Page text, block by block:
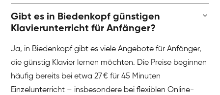
Gibt es in Biedenkopf günstigen
Klavierunterricht für Anfänger?
Ja, in Biedenkopf gibt es viele Angebote für Anfänger,
die günstig Klavier lernen möchten. Die Preise beginnen
häufig bereits bei etwa 27 € für 45 Minuten
Einzelunterricht – insbesondere bei flexiblen Online-